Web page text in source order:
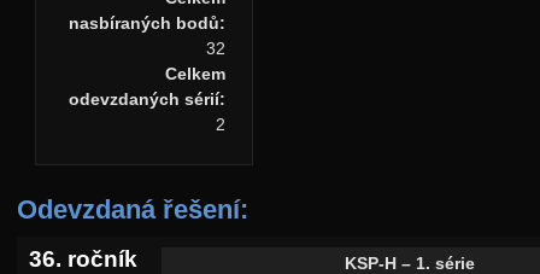
nasbíraných bodů:
32
Celkem
odevzdaných sérií:
2
Odevzdaná řešení:
36. ročník
KSP-H – 1. série